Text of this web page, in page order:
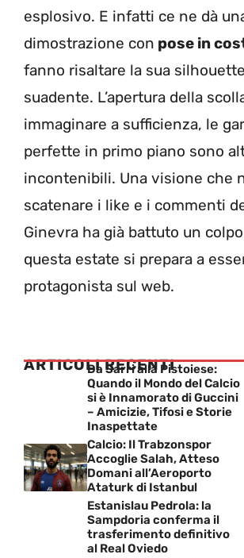
esplosivo. E infatti ce ne dà
dimostrazione con pose in
fanno risaltare la sua
suadente. L’apertura della
immaginare a sufficienza, le
perfette in primo piano sono
incontenibili. Una visione che
scatenare i like e i commenti
Ginevra ha già battuto un
questa estate si prepara a
protagonista sul web.
ARTICOLI RECENTI
Da Sarri alla Pistoiese:
Quando il Mondo del Calcio
si è Innamorato di Guccini
– Amicizie, Tifosi e Storie
Inaspettate
Calcio: Il Trabzonspor
Accoglie Salah, Atteso
Domani all’Aeroporto
Ataturk di Istanbul
Estanislau Pedrola: la
Sampdoria conferma il
trasferimento definitivo
al Real Oviedo